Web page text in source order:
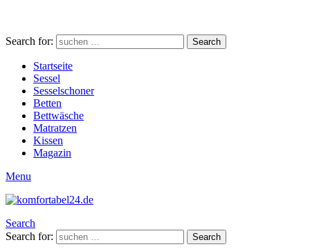
Search for: Search
Startseite
Sessel
Sesselschoner
Betten
Bettwäsche
Matratzen
Kissen
Magazin
Menu
Search
Search for:
Search